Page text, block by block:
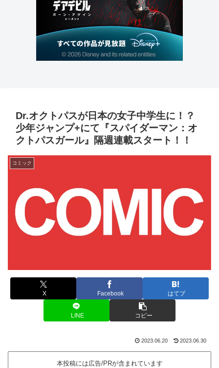
Dr.オクトパスが日本の女子中学生に！？
少年ジャンプ+にて『スパイダーマン：オ
クトパスガール』隔週連載スタート！！
コミック
X Facebook はてブ
LINE コピー
2023.06.20 2023.06.30
本投稿には広告/PRが含まれています